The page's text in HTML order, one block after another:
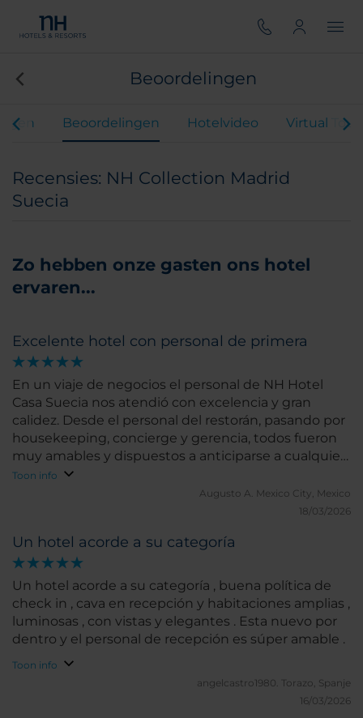
Beoordelingen
Beoordelingen Hotelvideo Virtual Tour
Recensies: NH Collection Madrid
Suecia
Zo hebben onze gasten ons hotel
ervaren...
Excelente hotel con personal de primera
En un viaje de negocios el personal de NH Hotel
Casa Suecia nos atendió con excelencia y gran
calidez. Desde el personal del restorán, pasando por
housekeeping, concierge y gerencia, todos fueron
muy amables y dispuestos a anticiparse a cualquier
necesidad.
Toon info
Augusto A. Mexico City, Mexico
18/03/2026
Un hotel acorde a su categoría
Un hotel acorde a su categoría , buena política de
check in , cava en recepción y habitaciones amplias ,
luminosas , con vistas y elegantes . Esta nuevo por
dentro y el personal de recepción es súper amable .
Toon info
angelcastro1980. Torazo, Spanje
16/03/2026